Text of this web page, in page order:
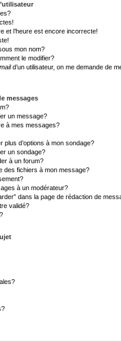
et l’heure est encore incorrecte!
mon nom?
le modifier?
d’un utilisateur, on me demande de
messages
un message?
à mes messages?
plus d’options à mon sondage?
un sondage?
à un forum?
des fichiers à mon message?
à un modérateur?
dans la page de rédaction de
validé?